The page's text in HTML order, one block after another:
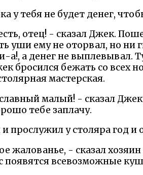
у тебя не будет денег,
отец! - сказал Джек.
уши ему не оторвал, но ни
а денег не выплевывал.
бросился бежать со всех
мастерская.
малый! - сказал
тебе заплачу.
и прослужил у столяра год и
жалованье, - сказал
появятся всевозможные